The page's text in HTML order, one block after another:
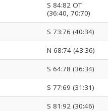
S 84:82 OT
(36:40, 70:70)
S 73:76 (40:34)
N 68:74 (43:36)
S 64:78 (36:34)
S 77:69 (31:31)
S 81:92 (30:46)